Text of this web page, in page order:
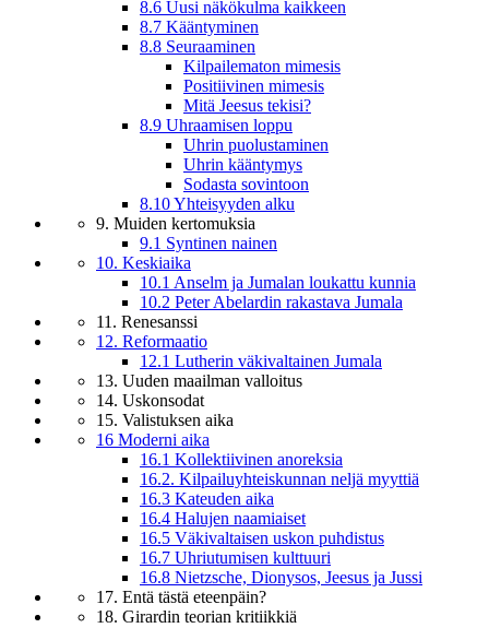
8.6 Uusi näkökulma kaikkeen
8.7 Kääntyminen
8.8 Seuraaminen
Kilpailematon mimesis
Positiivinen mimesis
Mitä Jeesus tekisi?
8.9 Uhraamisen loppu
Uhrin puolustaminen
Uhrin kääntymys
Sodasta sovintoon
8.10 Yhteisyyden alku
9. Muiden kertomuksia
9.1 Syntinen nainen
10. Keskiaika
10.1 Anselm ja Jumalan loukattu kunnia
10.2 Peter Abelardin rakastava Jumala
11. Renesanssi
12. Reformaatio
12.1 Lutherin väkivaltainen Jumala
13. Uuden maailman valloitus
14. Uskonsodat
15. Valistuksen aika
16 Moderni aika
16.1 Kollektiivinen anoreksia
16.2. Kilpailuyhteiskunnan neljä myyttiä
16.3 Kateuden aika
16.4 Halujen naamiaiset
16.5 Väkivaltaisen uskon puhdistus
16.7 Uhriutumisen kulttuuri
16.8 Nietzsche, Dionysos, Jeesus ja Jussi
17. Entä tästä eteenpäin?
18. Girardin teorian kritiikkiä